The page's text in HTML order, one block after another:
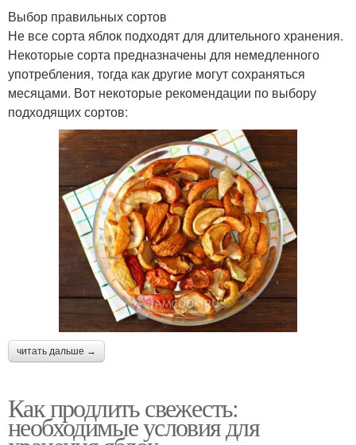
Выбор правильных сортов
Не все сорта яблок подходят для длительного хранения.
Некоторые сорта предназначены для немедленного
употребления, тогда как другие могут сохраняться
месяцами. Вот некоторые рекомендации по выбору
подходящих сортов:
читать дальше →
Как продлить свежесть:
необходимые условия для